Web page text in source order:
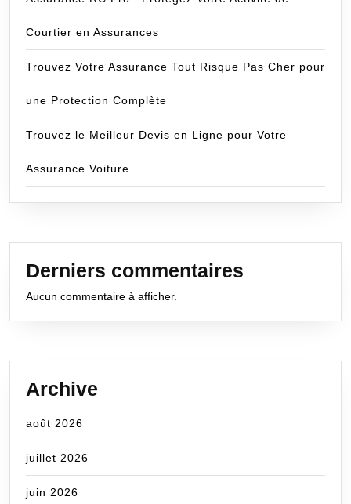
Courtier en Assurances
Trouvez Votre Assurance Tout Risque Pas Cher pour
une Protection Complète
Trouvez le Meilleur Devis en Ligne pour Votre
Assurance Voiture
Derniers commentaires
Aucun commentaire à afficher.
Archive
août 2026
juillet 2026
juin 2026